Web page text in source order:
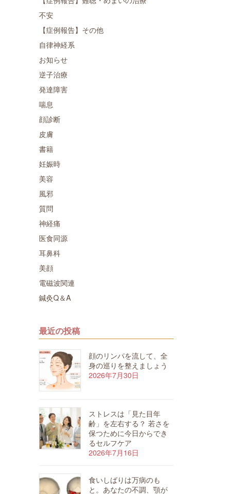
不安
【症例報告】その他
自律神経系
お知らせ
逆子治療
発達障害
喘息
顔診断
皮膚
書籍
妊娠時
美容
風邪
質問
神経痛
医食同源
耳鼻科
美顔
電磁波関連
鍼灸Q＆A
最近の投稿
顔のリンパを流して、全
身の巡りを整えましょう
2026年7月30日
ストレスは「見た目年
齢」を左右する？ 若さを
保つために今日からでき
るセルフケア
2026年7月16日
食いしばりは万病のも
と。あなたの不調、顎が